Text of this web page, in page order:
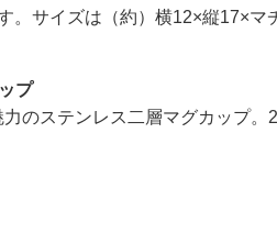
。サイズは（約）横12×縦17×マ
プ
のステンレス二層マグカップ